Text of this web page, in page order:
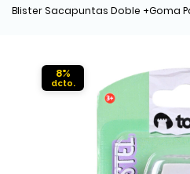
Blister Sacapuntas Doble +Goma
8%